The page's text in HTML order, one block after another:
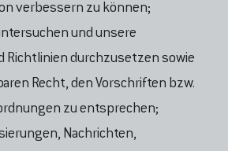
verbessern zu können;
und unsere
Richtlinien durchzusetzen sowie
Recht, den Vorschriften bzw.
zu entsprechen;
Nachrichten,